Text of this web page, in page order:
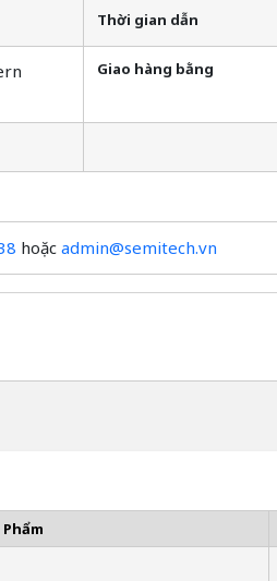
Thời gian dẫn
Giao hàng bằng
hoặc admin@semitech.vn